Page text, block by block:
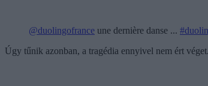
@duolingofrance une dernière danse ...
Úgy tűnik azonban, a tragédia ennyivel nem ért